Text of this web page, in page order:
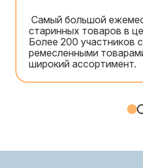
Самый большой
старинных товаров в
Более 200 участников
ремесленными
широкий ассортимент.